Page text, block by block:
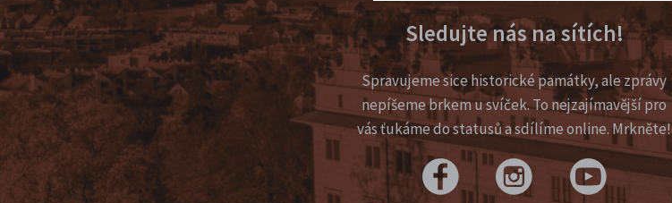
Sledujte nás na sítích!
Spravujeme sice historické památky, ale zprávy
nepíšeme brkem u svíček. To nejzajímavější pro
vás ťukáme do statusů a sdílíme online. Mrkněte!